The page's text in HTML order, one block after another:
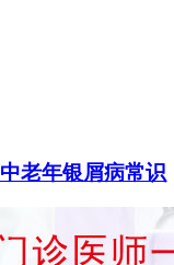
中老年银屑病常识